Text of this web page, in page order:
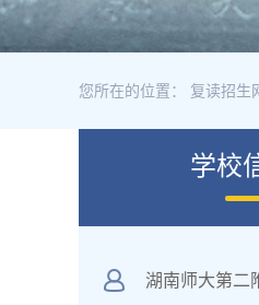
您所在的位置： 复读招生
学校
湖南师大第二